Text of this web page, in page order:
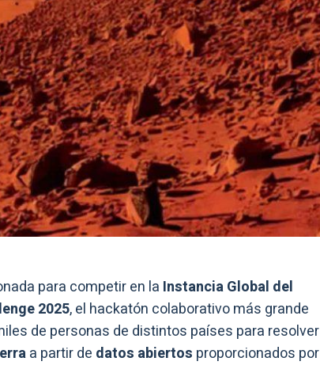
para competir en la Instancia Global del
2025, el hackatón colaborativo más grande
de personas de distintos países para resolver
a partir de datos abiertos proporcionados por